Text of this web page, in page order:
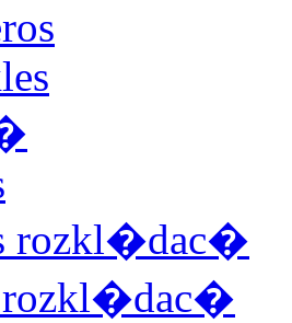
rozkl�dac�
rozkl�dac�